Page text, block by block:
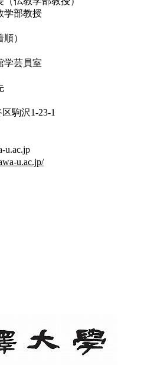
部教授
）
学芸員室
駒沢1-23-1
u.ac.jp
u.ac.jp/